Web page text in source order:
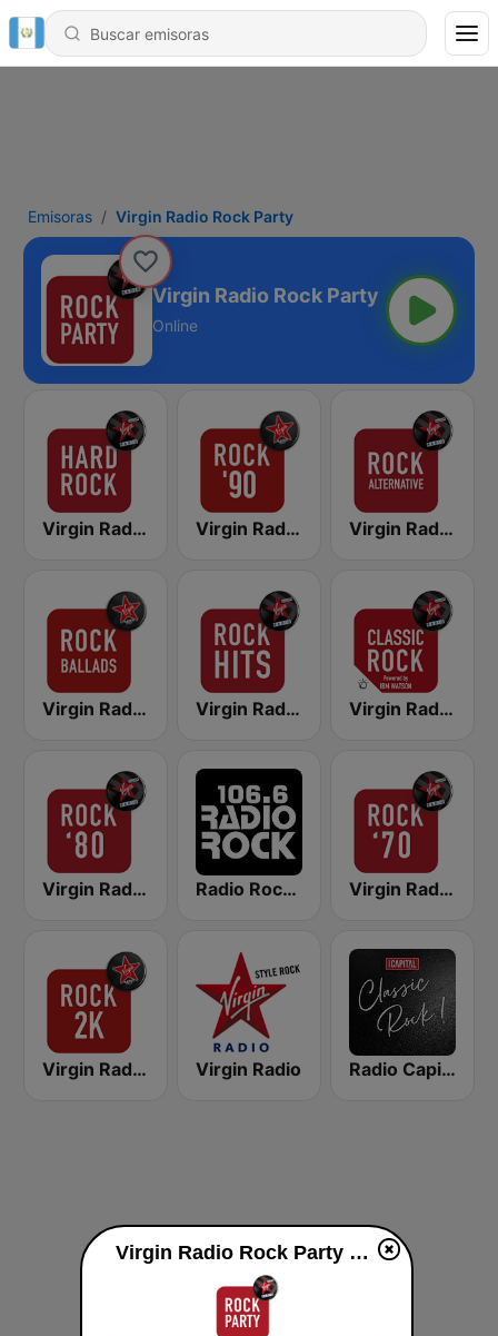
Emisoras Virgin Radio Rock Party
Virgin Radio Rock Party
Online
Virgin Radio Hard Rock Virgin Radio Rock 90 Virgin Radio Rock Alternative
Virgin Radio Rock Ballads Virgin Radio Rock Hits Virgin Radio Classic Rock
Virgin Radio Rock 80 Radio Rock 106.6 Virgin Radio Rock 70
Virgin Radio Rock 2K Virgin Radio Radio Capital Classic Rock
Virgin Radio Rock Party en línea